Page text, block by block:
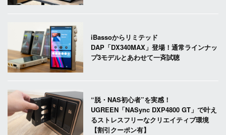
iBassoからリミテッド
DAP「DX340MAX」登場！通常ラインナッ
プ3モデルとあわせて一斉試聴
“脱・NAS初心者”を実感！
UGREEN「NASync DXP4800 GT」で叶え
るストレスフリーなクリエイティブ環境
【割引クーポン有】